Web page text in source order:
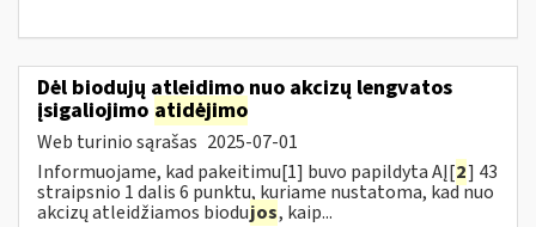
Dėl biodujų atleidimo nuo akcizų lengvatos
įsigaliojimo atidėjimo
Web turinio sąrašas 2025-07-01
Informuojame, kad pakeitimu[1] buvo papildyta AĮ[2] 43
straipsnio 1 dalis 6 punktu, kuriame nustatoma, kad nuo
akcizų atleidžiamos biodujos, kaip...